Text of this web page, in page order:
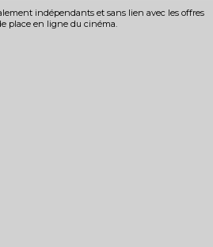
indépendants et sans lien avec les offres
place en ligne du cinéma.